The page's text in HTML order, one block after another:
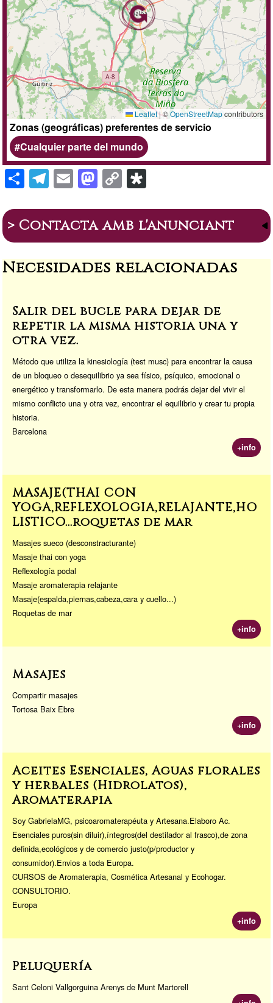
Leaflet|©OpenStreetMapcontributors
Zonas (geográficas) preferentes de servicio
Cualquier parte del mundo
S
h
ar
e
T
el
e
gr
a
m
E
m
ail
M
a
st
o
d
o
C
o
p
y
Li
n
Di
s
p
or
a
> Contacta amb l'anunciant
Necesidades relacionadas
Salir del bucle para dejar de
repetir la misma historia una y
otra vez.
Método que utiliza la kinesiología (test musc) para encontrar la causa
de un bloqueo o desequilibrio ya sea físico, psíquico, emocional o
energético y transformarlo. De esta manera podrás dejar del vivir el
mismo conflicto una y otra vez, encontrar el equilibrio y crear tu propia
historia.
Barcelona
+info
MASAJE(THAI CON
YOGA,REFLEXOLOGIA,RELAJANTE,HO
LISTICO...roquetas de mar
Masajes sueco (desconstracturante)
Masaje thai con yoga
Reflexología podal
Masaje aromaterapia relajante
Masaje(espalda,piernas,cabeza,cara y cuello...)
Roquetas de mar
+info
Masajes
Compartir masajes
Tortosa Baix Ebre
+info
Aceites Esenciales, Aguas florales
y herbales (Hidrolatos),
Aromaterapia
Soy GabrielaMG, psicoaromaterapéuta y Artesana.Elaboro Ac.
Esenciales puros(sin diluir),íntegros(del destilador al frasco),de zona
definida,ecológicos y de comercio justo(p/productor y
consumidor).Envios a toda Europa.
CURSOS de Aromaterapia, Cosmética Artesanal y Ecohogar.
CONSULTORIO.
Europa
+info
Peluquería
Sant Celoni Vallgorguina Arenys de Munt Martorell